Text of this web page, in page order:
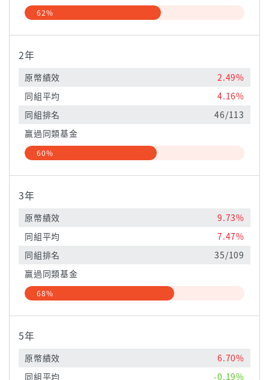
62%
2年
原幣績效
2.49%
同組平均
4.16%
同組排名
46/113
贏過同類基金
60%
3年
原幣績效
9.73%
同組平均
7.47%
同組排名
35/109
贏過同類基金
68%
5年
原幣績效
6.70%
同組平均
-0.19%